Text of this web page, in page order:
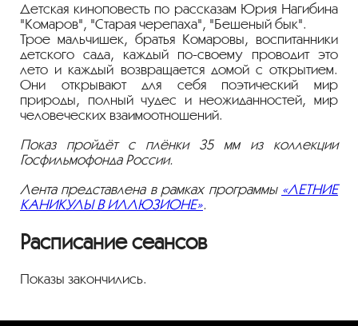
Детская киноповесть по рассказам Юрия Нагибина
"Комаров", "Старая черепаха", "Бешеный бык".
Трое мальчишек, братья Комаровы, воспитанники
детского сада, каждый по-своему проводит это
лето и каждый возвращается домой с открытием.
Они открывают для себя поэтический мир
природы, полный чудес и неожиданностей, мир
человеческих взаимоотношений.
Показ пройдёт с плёнки 35 мм из коллекции
Госфильмофонда России.
Лента представлена в рамках программы «ЛЕТНИЕ
КАНИКУЛЫ В ИЛЛЮЗИОНЕ».
Расписание сеансов
Показы закончились.